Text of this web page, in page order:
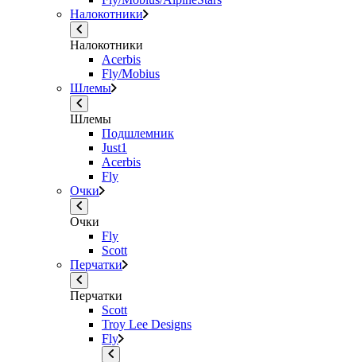
Налокотники
Налокотники
Acerbis
Fly/Mobius
Шлемы
Шлемы
Подшлемник
Just1
Acerbis
Fly
Очки
Очки
Fly
Scott
Перчатки
Перчатки
Scott
Troy Lee Designs
Fly